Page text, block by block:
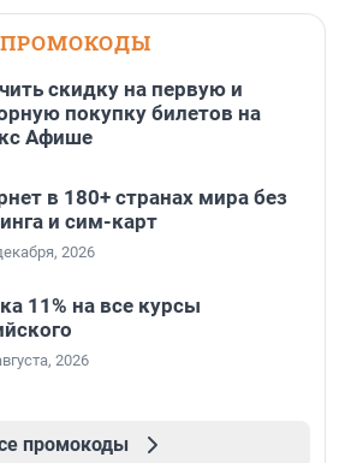
ПРОМОКОДЫ
скидку на первую и
покупку билетов на
Афише
в 180+ странах мира без
и сим-карт
2026
11% на все курсы
2026
промокоды